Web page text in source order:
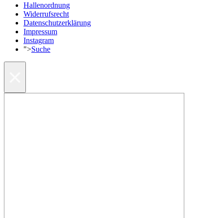
Hallenordnung
Widerrufsrecht
Datenschutzerklärung
Impressum
Instagram
">Suche